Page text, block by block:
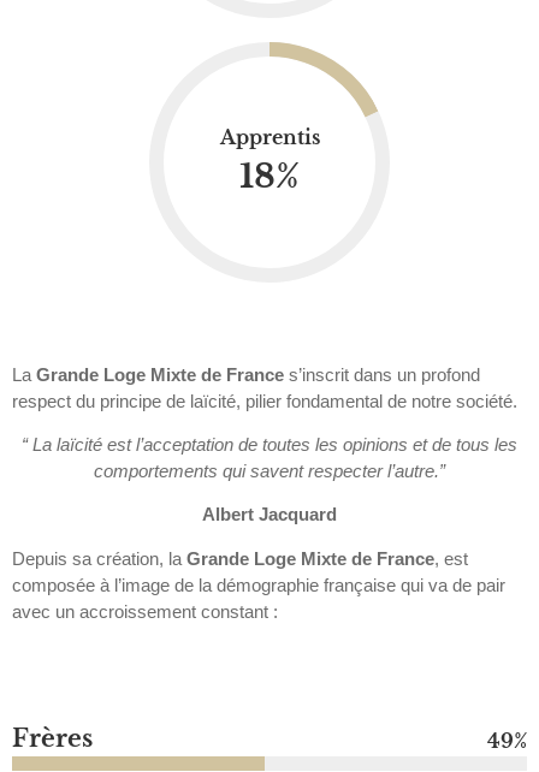
Apprentis
18%
La Grande Loge Mixte de France s’inscrit dans un profond
respect du principe de laïcité, pilier fondamental de notre société.
“ La laïcité est l’acceptation de toutes les opinions et de tous les
comportements qui savent respecter l’autre.”
Albert Jacquard
Depuis sa création, la Grande Loge Mixte de France, est
composée à l’image de la démographie française qui va de pair
avec un accroissement constant :
Frères 49%